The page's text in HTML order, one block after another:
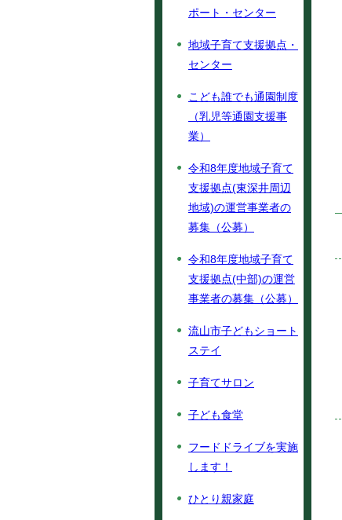
ポート・センター
地域子育て支援拠点・
センター
こども誰でも通園制度
（乳児等通園支援事
業）
令和8年度地域子育て
支援拠点(東深井周辺
地域)の運営事業者の
募集（公募）
令和8年度地域子育て
支援拠点(中部)の運営
事業者の募集（公募）
流山市子どもショート
ステイ
子育てサロン
子ども食堂
フードドライブを実施
します！
ひとり親家庭